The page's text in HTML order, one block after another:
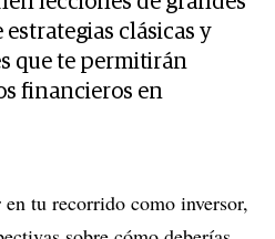
clásicas y
que te permitirán
financieros en
tu recorrido como inversor,